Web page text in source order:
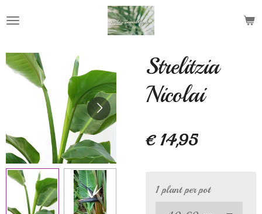
direct
de
hoofdinhoud
Strelitzia
Nicolai
€ 14,95
1 plant per pot